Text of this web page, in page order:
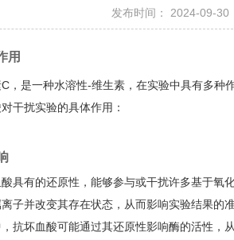
发布时间： 2024-09-
用
C，是一种水溶性-维生素，在实验中具有多种
干扰实验的具体作用：
具有的还原性，能够参与或干扰许多基于
子并改变其存在状态，从而影响实验结果的准
，抗坏血酸可能通过其还原性影响酶的活性